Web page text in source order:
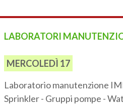
LABORATORI
MERCOLEDÌ 17
Laboratorio manutenzione
Sprinkler - Gruppi pompe -